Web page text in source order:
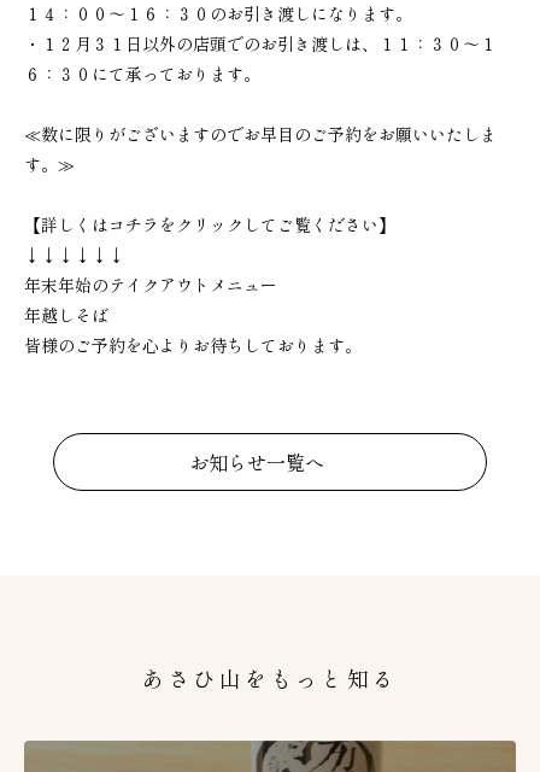
１４：００～１６：３０のお引き渡しになります。
・１２月３１日以外の店頭でのお引き渡しは、１１：３０～１
６：３０にて承っております。
≪数に限りがございますのでお早目のご予約をお願いいたしま
す。≫
【詳しくはコチラをクリックしてご覧ください】
↓↓↓↓↓↓
年末年始のテイクアウトメニュー
年越しそば
皆様のご予約を心よりお待ちしております。
お知らせ一覧へ
あさひ山をもっと知る